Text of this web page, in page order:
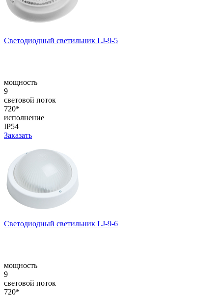
Светодиодный светильник LJ-9-5
мощность
9
световой поток
720*
исполнение
IP54
Заказать
Светодиодный светильник LJ-9-6
мощность
9
световой поток
720*